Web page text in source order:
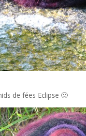
de fées Eclipse 🙂